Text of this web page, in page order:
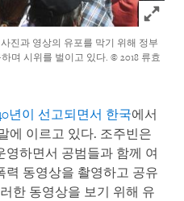
Click
사진과 영상의 유포를 막기 위해 정부
며 시위를 벌이고 있다. © 2018 류효
년이 선고되면서 한국에서
에 이르고 있다. 조주빈은
하면서 공범들과 함께 여
력 동영상을 촬영하고 공유
한 동영상을 보기 위해 유